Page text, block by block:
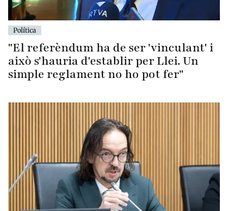
Política
"El referèndum ha de ser 'vinculant' i
això s'hauria d'establir per Llei. Un
simple reglament no ho pot fer"